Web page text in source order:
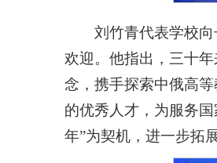
刘竹青代表学校
欢迎。他指出，三十
念，携手探索中俄高
的优秀人才，为服务
年”为契机，进一步拓